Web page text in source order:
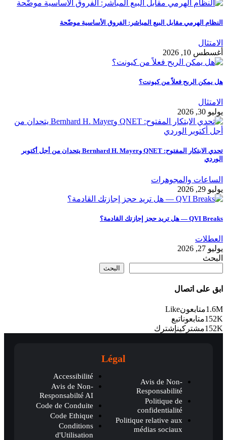
النظام الهرمي مقابل البيع المباشر: الفروق الأساسية موضّحة
الامتثال
أغسطس 10, 2026
هل يمكن الربح فعلاً من كيونت؟
الامتثال
يوليو 30, 2026
تحدي الابتكار المفتوح: QNET وBernhard H. Mayer يتحدان من أجل أكتوبر
الوردي
الساعات والمجوهرات
يوليو 29, 2026
QVI Breaks — هل تريد حجز إجازتك القادمة؟
العطلات
يوليو 27, 2026
البحث
البحث
ابق على اتصال
1.6MمتابعونLike
152Kمتابعوناتبع
152Kمشتركينإشترك
Légal
Avis de Non-
Responsabilité
Politique de
confidentialité
Politique relative aux
médias sociaux
Accessibilité
Avis de Non-
Responsabilté AI
Code de Conduite
Code Ethique
Conditions
d'Utilisation